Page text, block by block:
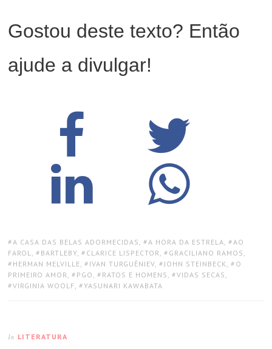
Gostou deste texto? Então
ajude a divulgar!
TAGS:
A CASA DAS BELAS ADORMECIDAS , A HORA DA ESTRELA, AO
FAROL, BARTLEBY, CLARICE LISPECTOR, GRACILIANO RAMOS ,
HERMAN MELVILLE, IVAN TURGUÊNIEV, JOHN STEINBECK, O
PRIMEIRO AMOR, PGO , RATOS E HOMENS , VIDAS SECAS ,
VIRGINIA WOOLF, YASUNARI KAWABATA
In LITERATURA